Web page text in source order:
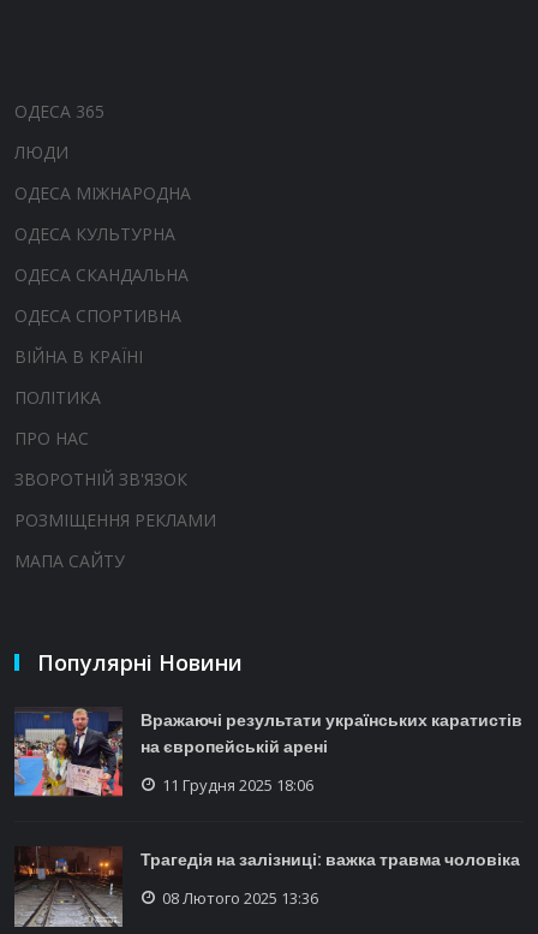
ОДЕСА 365
ЛЮДИ
ОДЕСА МІЖНАРОДНА
ОДЕСА КУЛЬТУРНА
ОДЕСА СКАНДАЛЬНА
ОДЕСА СПОРТИВНА
ВІЙНА В КРАЇНІ
ПОЛІТИКА
ПРО НАС
ЗВОРОТНІЙ ЗВ'ЯЗОК
РОЗМІЩЕННЯ РЕКЛАМИ
МАПА САЙТУ
Популярні Новини
Вражаючі результати українських каратистів
на європейській арені
11 Грудня 2025 18:06
Трагедія на залізниці: важка травма чоловіка
08 Лютого 2025 13:36